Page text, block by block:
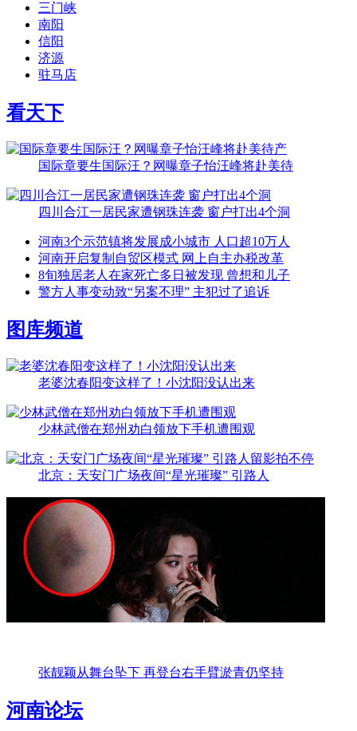
三门峡
南阳
信阳
济源
驻马店
看天下
国际章要生国际汪？网曝章子怡汪峰将赴美待
四川合江一居民家遭钢珠连袭 窗户打出4个洞
河南3个示范镇将发展成小城市 人口超10万人
河南开启复制自贸区模式 网上自主办税改革
8旬独居老人在家死亡多日被发现 曾想和儿子
警方人事变动致“另案不理” 主犯过了追诉
图库频道
老婆沈春阳变这样了！小沈阳没认出来
少林武僧在郑州劝白领放下手机遭围观
北京：天安门广场夜间“星光璀璨” 引路人
张靓颖从舞台坠下 再登台右手臂淤青仍坚持
河南论坛